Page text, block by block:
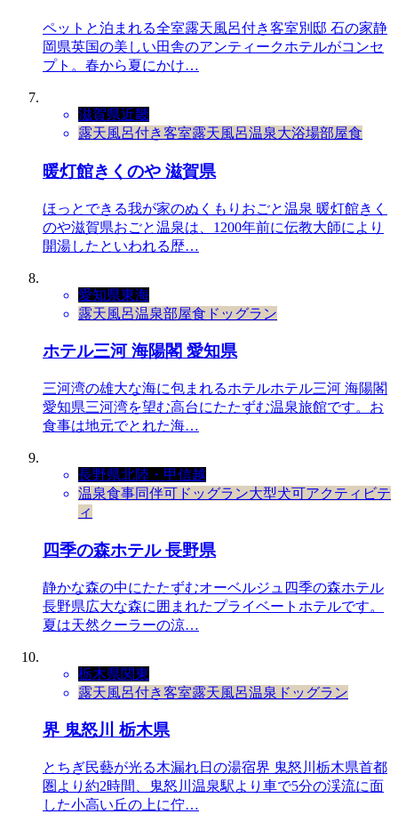
ペットと泊まれる全室露天風呂付き客室別邸 石の家静
岡県英国の美しい田舎のアンティークホテルがコンセ
プト。春から夏にかけ…
滋賀県近畿
露天風呂付き客室露天風呂温泉大浴場部屋食
暖灯館きくのや 滋賀県
ほっとできる我が家のぬくもりおごと温泉 暖灯館きく
のや滋賀県おごと温泉は、1200年前に伝教大師により
開湯したといわれる歴…
愛知県東海
露天風呂温泉部屋食 ドッグラン
ホテル三河 海陽閣 愛知県
三河湾の雄大な海に包まれるホテルホテル三河 海陽閣
愛知県三河湾を望む高台にたたずむ温泉旅館です。お
食事は地元でとれた海…
長野県北陸・甲信越
温泉食事同伴可 ドッグラン大型犬可アクティビテ
ィ
四季の森ホテル 長野県
静かな森の中にたたずむオーベルジュ四季の森ホテル
長野県広大な森に囲まれたプライベートホテルです。
夏は天然クーラーの涼…
栃木県関東
露天風呂付き客室露天風呂温泉 ドッグラン
界 鬼怒川 栃木県
とちぎ民藝が光る木漏れ日の湯宿界 鬼怒川栃木県首都
圏より約2時間、鬼怒川温泉駅より車で5分の渓流に面
した小高い丘の上に佇…